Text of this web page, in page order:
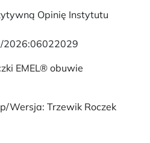
Opinię Instytutu
2026:06022029
EMEL® obuwie
Wersja: Trzewik Roczek